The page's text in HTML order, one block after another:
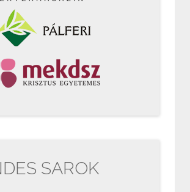
SAROK